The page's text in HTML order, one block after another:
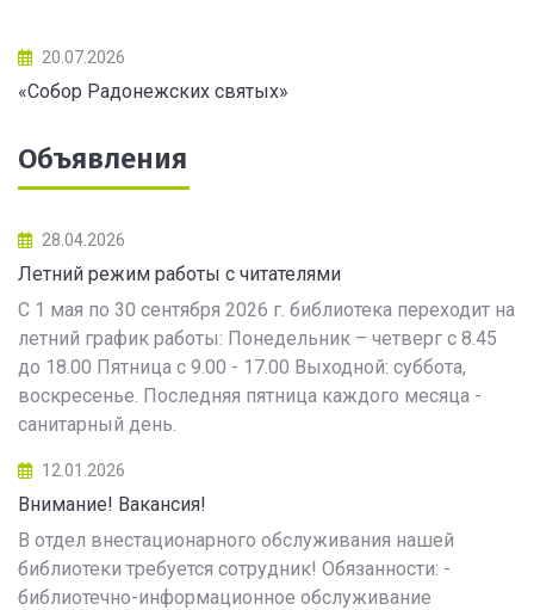
20.07.2026
«Собор Радонежских святых»
Объявления
28.04.2026
Летний режим работы с читателями
С 1 мая по 30 сентября 2026 г. библиотека переходит на
летний график работы: Понедельник – четверг с 8.45
до 18.00 Пятница с 9.00 - 17.00 Выходной: суббота,
воскресенье. Последняя пятница каждого месяца -
санитарный день.
12.01.2026
Внимание! Вакансия!
В отдел внестационарного обслуживания нашей
библиотеки требуется сотрудник! Обязанности: -
библиотечно-информационное обслуживание